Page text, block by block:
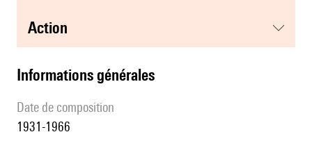
action
informations générales
date de composition
1931-1966